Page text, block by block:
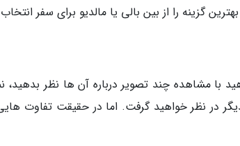
گزینه را از بین بالی یا مالدیو برای سفر
با مشاهده چند تصویر درباره آن ها نظر بدهید،
در نظر خواهید گرفت. اما در حقیقت تفاوت